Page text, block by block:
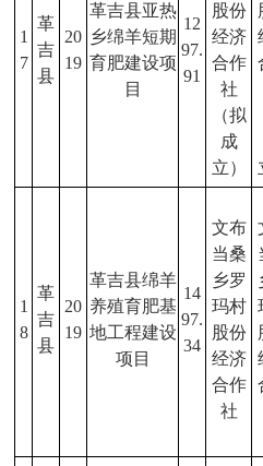
1
7
革
吉
县
20
19
革吉县亚热
乡绵羊短期
育肥建设项
目
12
97.
91
股份
经济
合作
社
（拟
成
立）
1
8
革
吉
县
20
19
革吉县绵羊
养殖育肥基
地工程建设
项目
14
97.
34
文布
当桑
乡罗
玛村
股份
经济
合作
社